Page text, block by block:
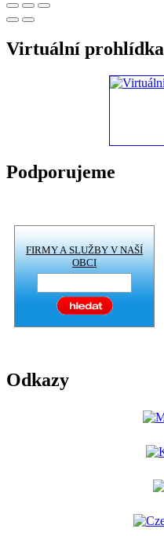
Virtuální prohlídka
Podporujeme
FIRMY A SLUŽBY V NAŠÍ
OBCI
Odkazy